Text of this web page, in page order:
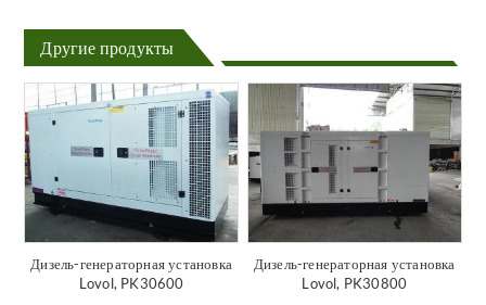
Другие продукты
Дизель-генераторная установка
Lovol, PK30600
Дизель-генераторная установка
Lovol, PK30800